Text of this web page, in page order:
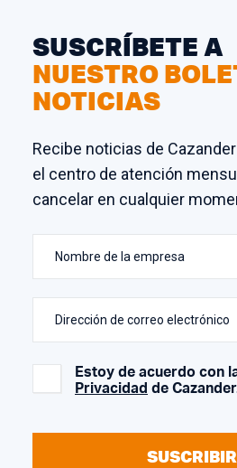
SUSCRÍBETE A
NUESTRO
NOTICIAS
Recibe noticias de
el centro de atención
cancelar en cualquier
Nombre de la empresa
Dirección de correo electrónico
Estoy de acuerdo con
Privacidad de